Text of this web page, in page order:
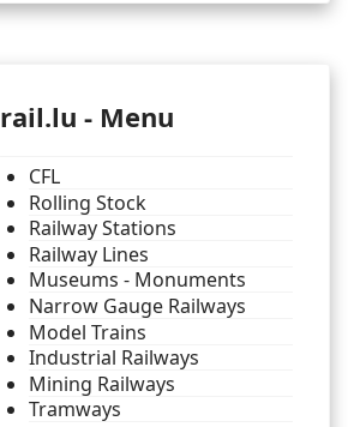
rail.lu - Menu
CFL
Rolling Stock
Railway Stations
Railway Lines
Museums - Monuments
Narrow Gauge Railways
Model Trains
Industrial Railways
Mining Railways
Tramways